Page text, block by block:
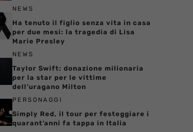
NEWS
Ha tenuto il figlio senza vita in casa
per due mesi: la tragedia di Lisa
Marie Presley
NEWS
Taylor Swift: donazione milionaria
per la star per le vittime
dell’uragano Milton
PERSONAGGI
Simply Red, il tour per festeggiare i
quarant’anni fa tappa in Italia